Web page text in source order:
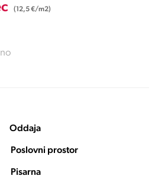
(12,5 €/m2)
Oddaja
Poslovni prostor
Pisarna